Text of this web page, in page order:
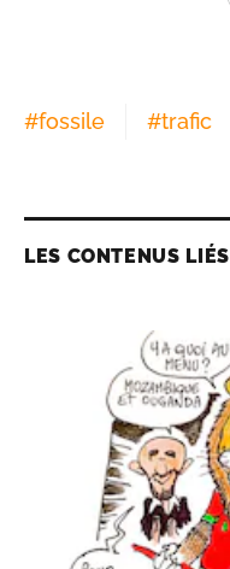
#fossile #trafic
LES CONTENUS LIÉS